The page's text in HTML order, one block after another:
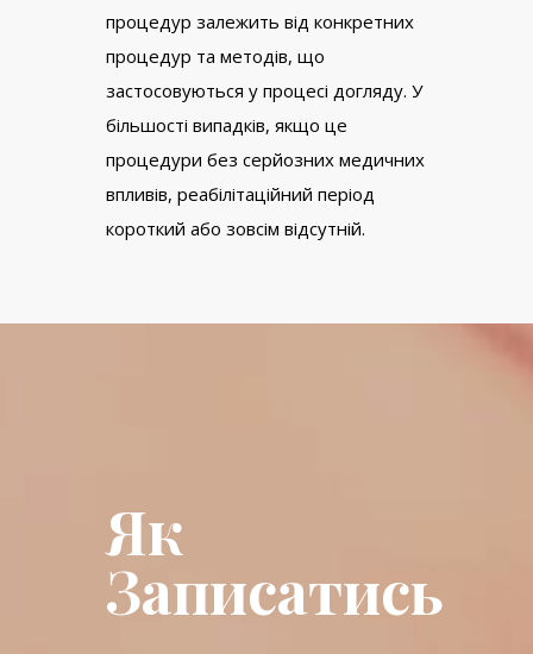
процедур залежить від конкретних
процедур та методів, що
застосовуються у процесі догляду. У
більшості випадків, якщо це
процедури без серйозних медичних
впливів, реабілітаційний період
короткий або зовсім відсутній.
Як
Записатись